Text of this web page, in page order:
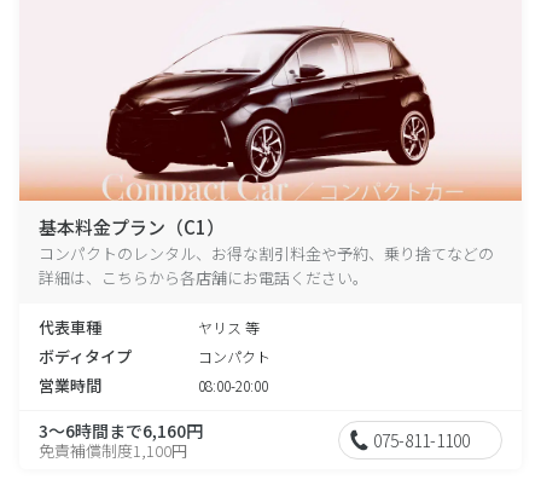
基本料金プラン（C1）
コンパクトのレンタル、お得な割引料金や予約、乗り捨てなどの
詳細は、こちらから各店舗にお電話ください。
代表車種 ヤリス 等
ボディタイプ コンパクト
営業時間 08:00-20:00
3～6時間まで6,160円
免責補償制度1,100円 075-811-1100